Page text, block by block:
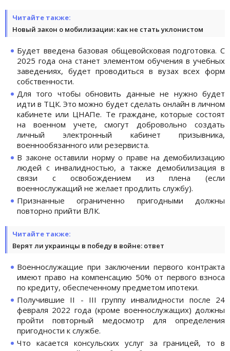
Читайте также:
Новый закон о мобилизации: как не стать уклонистом
Будет введена базовая общевойсковая подготовка. С
2025 года она станет элементом обучения в учебных
заведениях, будет проводиться в вузах всех форм
собственности.
Для того чтобы обновить данные не нужно будет
идти в ТЦК. Это можно будет сделать онлайн в личном
кабинете или ЦНАПе. Те граждане, которые состоят
на военном учете, смогут добровольно создать
личный электронный кабинет призывника,
военнообязанного или резервиста.
В законе оставили норму о праве на демобилизацию
людей с инвалидностью, а также демобилизация в
связи с освобождением из плена (если
военнослужащий не желает продлить службу).
Признанные ограниченно пригодными должны
повторно прийти ВЛК.
Читайте также:
Верят ли украинцы в победу в войне: ответ
Военнослужащие при заключении первого контракта
имеют право на компенсацию 50% от первого взноса
по кредиту, обеспеченному предметом ипотеки.
Получившие II - III группу инвалидности после 24
февраля 2022 года (кроме военнослужащих) должны
пройти повторный медосмотр для определения
пригодности к службе.
Что касается консульских услуг за границей, то в